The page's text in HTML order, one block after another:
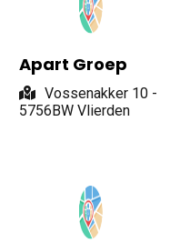
Apart Groep
Vossenakker 10 -
5756BW Vlierden